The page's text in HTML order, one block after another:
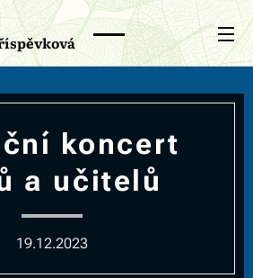
koncert
a učitelů
19.12.2023